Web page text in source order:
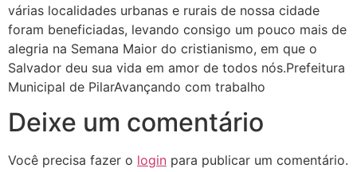
várias localidades urbanas e rurais de nossa cidade
foram beneficiadas, levando consigo um pouco mais de
alegria na Semana Maior do cristianismo, em que o
Salvador deu sua vida em amor de todos nós.Prefeitura
Municipal de PilarAvançando com trabalho
Deixe um comentário
Você precisa fazer o login para publicar um comentário.